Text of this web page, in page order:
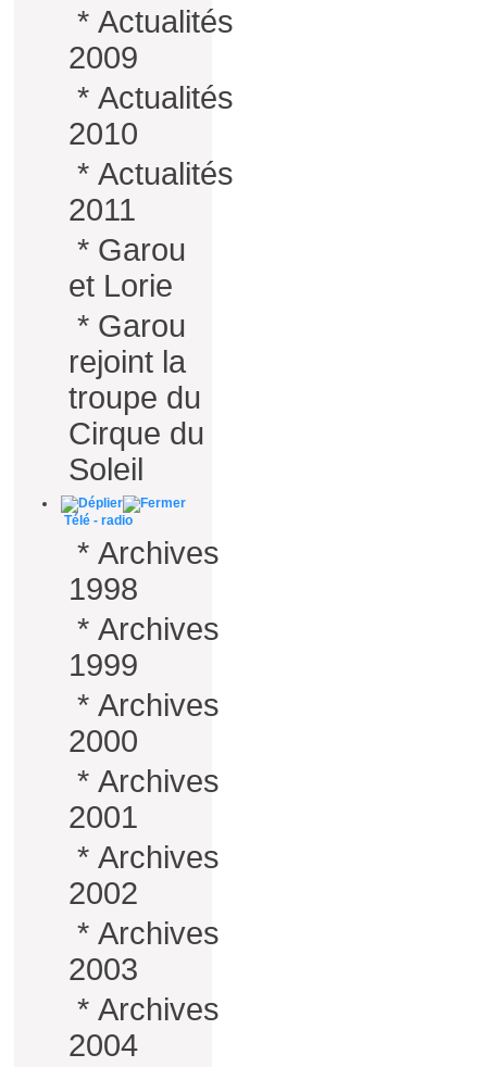
* Actualités
2009
* Actualités
2010
* Actualités
2011
* Garou
et Lorie
* Garou
rejoint la
troupe du
Cirque du
Soleil
Télé - radio
* Archives
1998
* Archives
1999
* Archives
2000
* Archives
2001
* Archives
2002
* Archives
2003
* Archives
2004